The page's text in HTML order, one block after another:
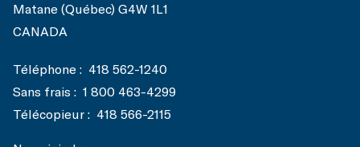
Matane (Québec) G4W 1L1
CANADA
Téléphone : 418 562-1240
Sans frais : 1 800 463-4299
Télécopieur : 418 566-2115